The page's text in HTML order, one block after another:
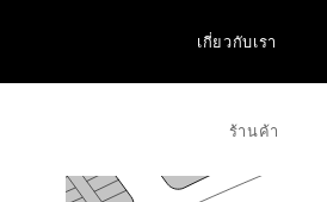
เกี่ยวกับเรา
ร้านค้า